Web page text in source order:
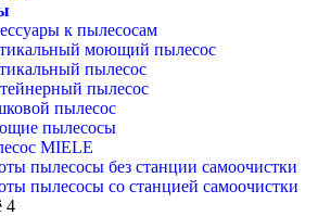
к пылесосам
моющий пылесос
пылесос
пылесос
пылесос
пылесосы
MIELE
пылесосы без станции самоочистки
пылесосы со станцией самоочистки
4